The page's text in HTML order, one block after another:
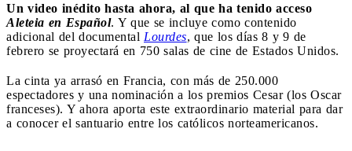
Un video inédito hasta ahora, al que ha tenido acceso
Aleteia en Español. Y que se incluye como contenido
adicional del documental Lourdes, que los días 8 y 9 de
febrero se proyectará en 750 salas de cine de Estados Unidos.
La cinta ya arrasó en Francia, con más de 250.000
espectadores y una nominación a los premios Cesar (los Oscar
franceses). Y ahora aporta este extraordinario material para dar
a conocer el santuario entre los católicos norteamericanos.